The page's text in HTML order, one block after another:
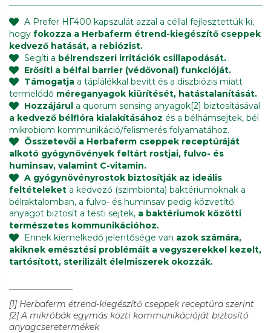
A Prefer HF400 kapszulát azzal a céllal fejlesztettük ki,
hogy fokozza a Herbaferm étrend-kiegészítő cseppek
kedvező hatását, a rebiózist.
Segíti a bélrendszeri irritációk csillapodását.
Erősíti a bélfal barrier (védővonal) funkcióját.
Támogatja a táplálékkal bevitt és a diszbiózis miatt
termelődő méreganyagok kiürítését, hatástalanítását.
Hozzájárul a quorum sensing anyagok[2] biztosításával
a kedvező bélflóra kialakításához és a bélhámsejtek, bél
mikrobiom kommunikáció/felismerés folyamatához.
Összetevői a Herbaferm cseppek receptúráját
alkotó gyógynövények feltárt rostjai, fulvo- és
huminsav, valamint C-vitamin.
A gyógynövényrostok biztosítják az ideális
feltételeket a kedvező (szimbionta) baktériumoknak a
bélraktalomban, a fulvo- és huminsav pedig közvetítő
anyagot biztosít a testi sejtek, a baktériumok közötti
természetes kommunikációhoz.
Ennek kiemelkedő jelentősége van azok számára,
akiknek emésztési problémáit a vegyszerekkel kezelt,
tartósított, sterilizált élelmiszerek okozzák.
[1] Herbaferm étrend-kiegészítő cseppek receptúra szerint
[2] A mikróbák egymás közti kommunikációját biztosító
anyagcseretermékek